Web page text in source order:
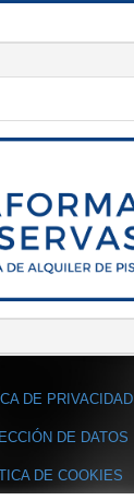
DE PRIVACIDAD
DE DATOS
DE COOKIES